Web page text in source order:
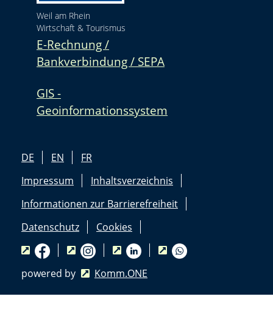
Weil am Rhein
Wirtschaft & Tourismus
E-Rechnung /
Bankverbindung / SEPA
GIS -
Geoinformationssystem
DE EN
FR
Impressum
Inhaltsverzeichnis
Informationen zur Barrierefreiheit
Datenschutz
Cookies
powered by Komm.ONE